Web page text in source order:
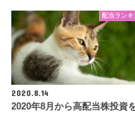
配当ランキ
2020.8.14
2020年8月から高配当株投資